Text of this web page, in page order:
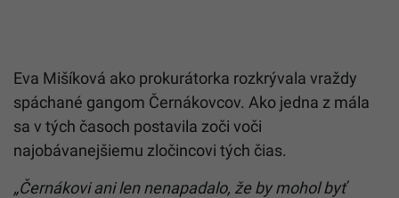
Eva Mišíková ako prokurátorka rozkrývala vraždy
spáchané gangom Černákovcov. Ako jedna z mála
sa v tých časoch postavila zoči voči
najobávanejšiemu zločincovi tých čias.
„Černákovi ani len nenapadalo, že by mohol byť